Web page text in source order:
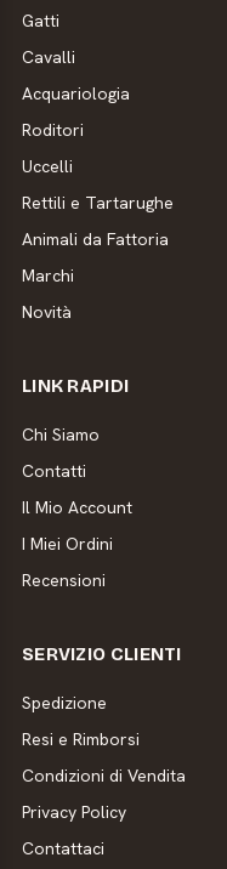
Gatti
Cavalli
Acquariologia
Roditori
Uccelli
Rettili e Tartarughe
Animali da Fattoria
Marchi
Novità
LINK RAPIDI
Chi Siamo
Contatti
Il Mio Account
I Miei Ordini
Recensioni
SERVIZIO CLIENTI
Spedizione
Resi e Rimborsi
Condizioni di Vendita
Privacy Policy
Contattaci